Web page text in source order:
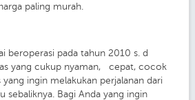
paling murah.
beroperasi pada tahun 2010 s. d
yang cukup nyaman, cepat, cocok
yang ingin melakukan perjalanan dari
sebaliknya. Bagi Anda yang ingin